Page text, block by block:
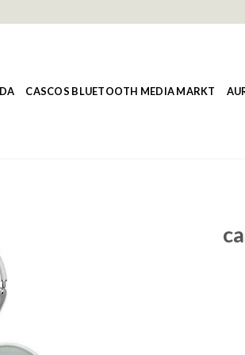
CASCOS BLUETOOTH MEDIA MARKT